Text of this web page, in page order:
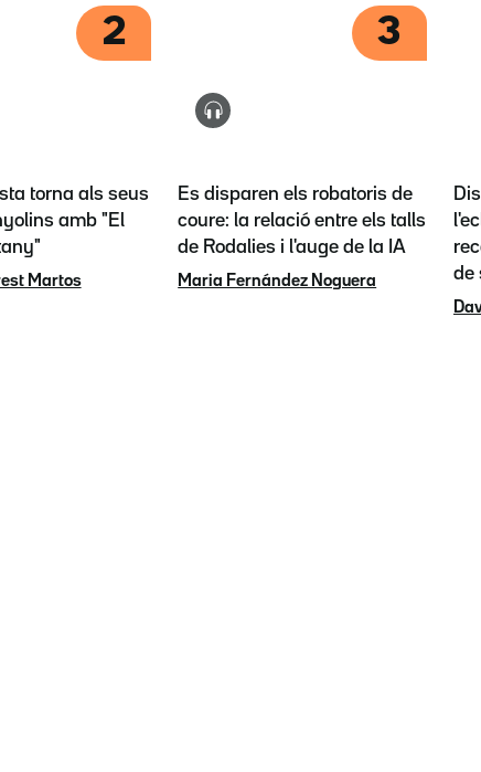
2
torna als seus
amb "El
Martos
3
Es disparen els robatoris de
coure: la relació entre els talls
de Rodalies i l'auge de la IA
Maria Fernández Noguera
de